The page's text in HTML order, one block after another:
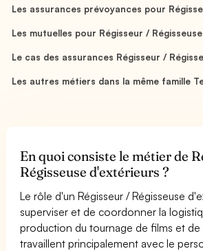
Les assurances prévoyances pour
Les mutuelles pour Régisseur /
Le cas des assurances Régisseur /
Les autres métiers dans la même famille
En quoi consiste le métier de
Régisseuse d'extérieurs ?
Le rôle d'un Régisseur / Régisseuse
superviser et de coordonner la
production du tournage de films et de
travaillent principalement avec le